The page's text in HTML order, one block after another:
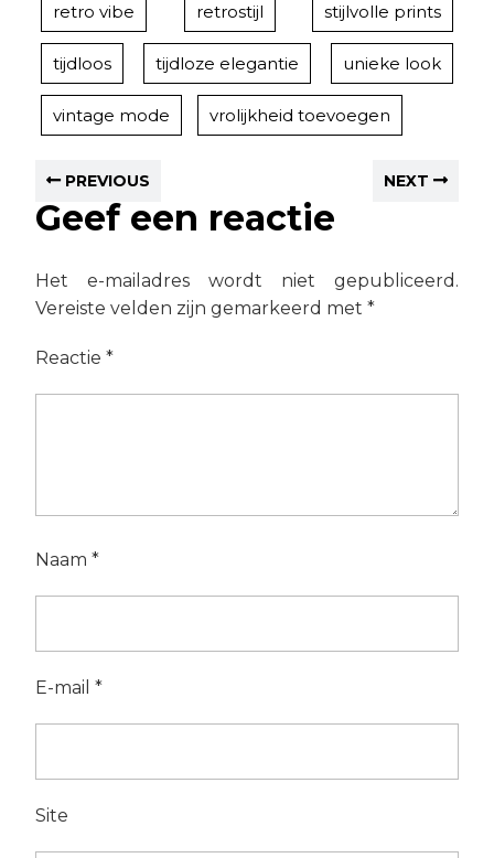
retro vibe retrostijl stijlvolle prints
tijdloos tijdloze elegantie unieke look
vintage mode vrolijkheid toevoegen
PREVIOUS NEXT
Geef een reactie
Het e-mailadres wordt niet gepubliceerd.
Vereiste velden zijn gemarkeerd met *
Reactie *
Naam *
E-mail *
Site